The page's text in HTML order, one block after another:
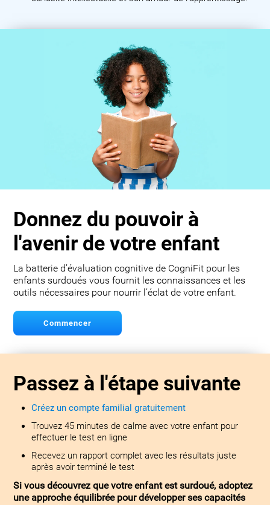
Donnez du pouvoir à
l'avenir de votre enfant
La batterie d’évaluation cognitive de CogniFit pour les
enfants surdoués vous fournit les connaissances et les
outils nécessaires pour nourrir l’éclat de votre enfant.
Commencer
Passez à l'étape suivante
Créez un compte familial gratuitement
Trouvez 45 minutes de calme avec votre enfant pour
effectuer le test en ligne
Recevez un rapport complet avec les résultats juste
après avoir terminé le test
Si vous découvrez que votre enfant est surdoué, adoptez
une approche équilibrée pour développer ses capacités